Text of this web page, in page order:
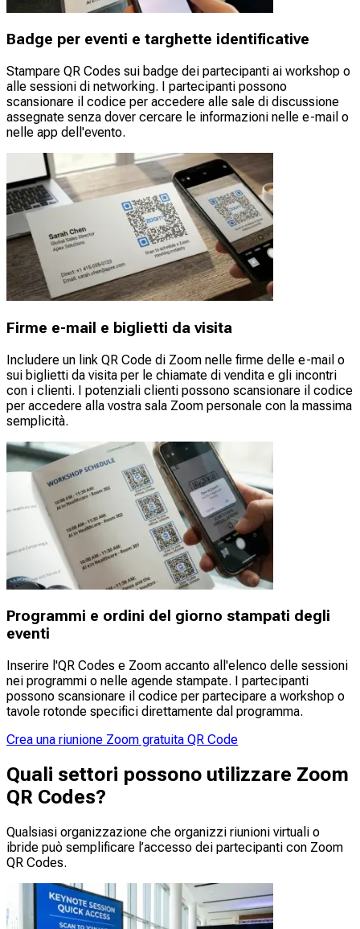
Badge per eventi e targhette identificative
Stampare QR Codes sui badge dei partecipanti ai workshop o
alle sessioni di networking. I partecipanti possono
scansionare il codice per accedere alle sale di discussione
assegnate senza dover cercare le informazioni nelle e-mail o
nelle app dell'evento.
Firme e-mail e biglietti da visita
Includere un link QR Code di Zoom nelle firme delle e-mail o
sui biglietti da visita per le chiamate di vendita e gli incontri
con i clienti. I potenziali clienti possono scansionare il codice
per accedere alla vostra sala Zoom personale con la massima
semplicità.
Programmi e ordini del giorno stampati degli
eventi
Inserire l'QR Codes e Zoom accanto all'elenco delle sessioni
nei programmi o nelle agende stampate. I partecipanti
possono scansionare il codice per partecipare a workshop o
tavole rotonde specifici direttamente dal programma.
Crea una riunione Zoom gratuita QR Code
Quali settori possono utilizzare Zoom
QR Codes?
Qualsiasi organizzazione che organizzi riunioni virtuali o
ibride può semplificare l’accesso dei partecipanti con Zoom
QR Codes.